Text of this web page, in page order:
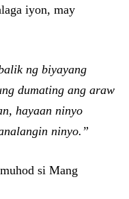
iyon, may
ng biyayang
dumating ang araw
hayaan ninyo
ninyo.”
si Mang